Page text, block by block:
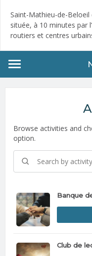
Saint-Mathieu-de-
située, à 10 minutes par
routiers et centres
Browse activities and
option.
Banque
Club de